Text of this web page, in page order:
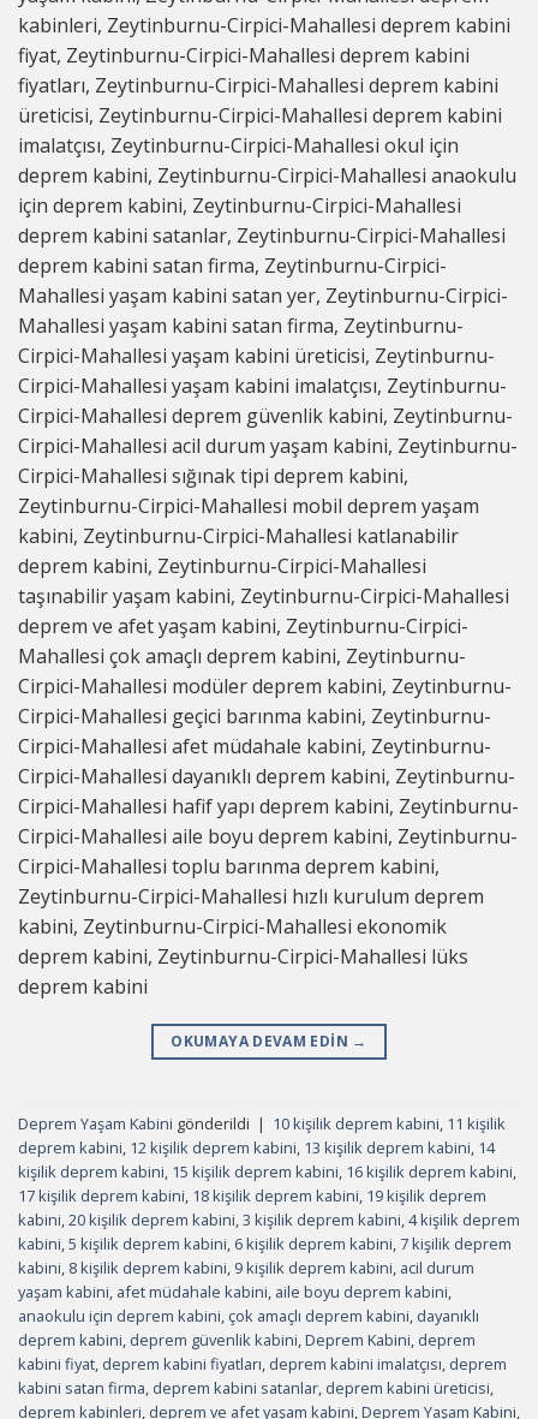
kabinleri, Zeytinburnu-Cirpici-Mahallesi deprem kabini
fiyat, Zeytinburnu-Cirpici-Mahallesi deprem kabini
fiyatları, Zeytinburnu-Cirpici-Mahallesi deprem kabini
üreticisi, Zeytinburnu-Cirpici-Mahallesi deprem kabini
imalatçısı, Zeytinburnu-Cirpici-Mahallesi okul için
deprem kabini, Zeytinburnu-Cirpici-Mahallesi anaokulu
için deprem kabini, Zeytinburnu-Cirpici-Mahallesi
deprem kabini satanlar, Zeytinburnu-Cirpici-Mahallesi
deprem kabini satan firma, Zeytinburnu-Cirpici-
Mahallesi yaşam kabini satan yer, Zeytinburnu-Cirpici-
Mahallesi yaşam kabini satan firma, Zeytinburnu-
Cirpici-Mahallesi yaşam kabini üreticisi, Zeytinburnu-
Cirpici-Mahallesi yaşam kabini imalatçısı, Zeytinburnu-
Cirpici-Mahallesi deprem güvenlik kabini, Zeytinburnu-
Cirpici-Mahallesi acil durum yaşam kabini, Zeytinburnu-
Cirpici-Mahallesi sığınak tipi deprem kabini,
Zeytinburnu-Cirpici-Mahallesi mobil deprem yaşam
kabini, Zeytinburnu-Cirpici-Mahallesi katlanabilir
deprem kabini, Zeytinburnu-Cirpici-Mahallesi
taşınabilir yaşam kabini, Zeytinburnu-Cirpici-Mahallesi
deprem ve afet yaşam kabini, Zeytinburnu-Cirpici-
Mahallesi çok amaçlı deprem kabini, Zeytinburnu-
Cirpici-Mahallesi modüler deprem kabini, Zeytinburnu-
Cirpici-Mahallesi geçici barınma kabini, Zeytinburnu-
Cirpici-Mahallesi afet müdahale kabini, Zeytinburnu-
Cirpici-Mahallesi dayanıklı deprem kabini, Zeytinburnu-
Cirpici-Mahallesi hafif yapı deprem kabini, Zeytinburnu-
Cirpici-Mahallesi aile boyu deprem kabini, Zeytinburnu-
Cirpici-Mahallesi toplu barınma deprem kabini,
Zeytinburnu-Cirpici-Mahallesi hızlı kurulum deprem
kabini, Zeytinburnu-Cirpici-Mahallesi ekonomik
deprem kabini, Zeytinburnu-Cirpici-Mahallesi lüks
deprem kabini
OKUMAYA DEVAM EDIN →
Deprem Yaşam Kabini gönderildi | 10 kişilik deprem kabini, 11 kişilik
deprem kabini, 12 kişilik deprem kabini, 13 kişilik deprem kabini, 14
kişilik deprem kabini, 15 kişilik deprem kabini, 16 kişilik deprem kabini,
17 kişilik deprem kabini, 18 kişilik deprem kabini, 19 kişilik deprem
kabini,20 kişilik deprem kabini,3 kişilik deprem kabini,4 kişilik deprem
kabini,5 kişilik deprem kabini, 6 kişilik deprem kabini, 7 kişilik deprem
kabini, 8 kişilik deprem kabini, 9 kişilik deprem kabini, acil durum
yaşam kabini, afet müdahale kabini, aile boyu deprem kabini,
anaokulu için deprem kabini, çok amaçlı deprem kabini, dayanıklı
deprem kabini, deprem güvenlik kabini,Deprem Kabini, deprem
kabini fiyat, deprem kabini fiyatları, deprem kabini imalatçısı, deprem
kabini satan firma, deprem kabini satanlar, deprem kabini üreticisi,
deprem kabinleri, deprem ve afet yaşam kabini,Deprem Yaşam Kabini,